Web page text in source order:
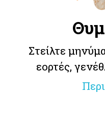
Στείλτε
εορτές,